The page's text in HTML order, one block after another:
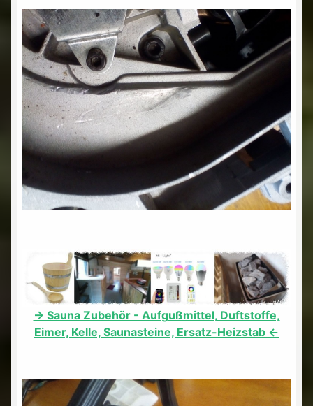
-> Sauna Zubehör - Aufgußmittel, Duftstoffe,
Eimer, Kelle, Saunasteine, Ersatz-Heizstab <-